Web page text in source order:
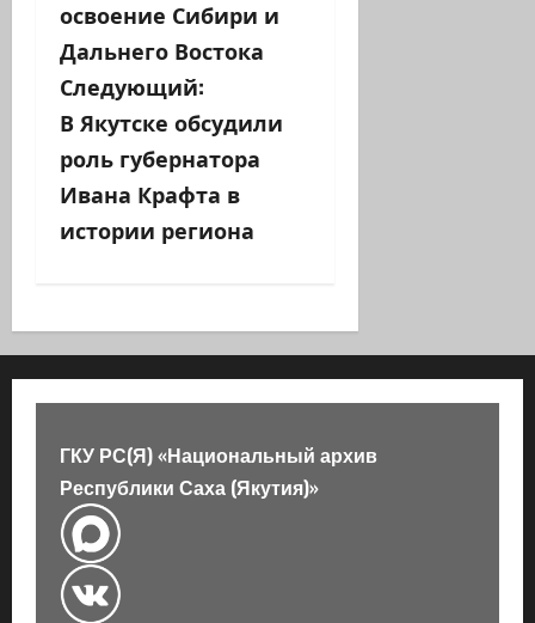
и
г
а
ц
и
з
а
и
с
и
освоение Сибири и
Дальнего Востока
Следующий:
В Якутске обсудили
роль губернатора
Ивана Крафта в
истории региона
ГКУ РС(Я) «Национальный архив
Республики Саха (Якутия)»